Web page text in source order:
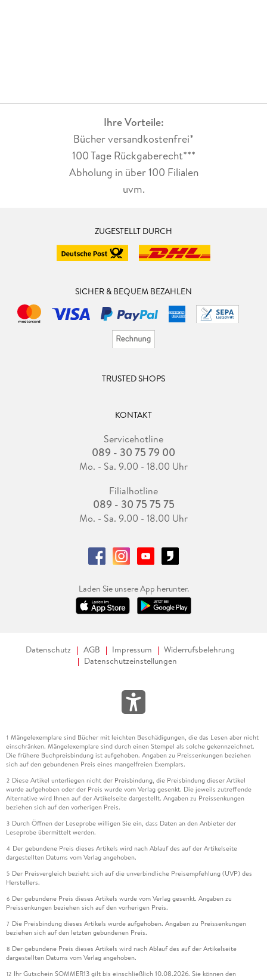
Ihre Vorteile:
Bücher versandkostenfrei*
100 Tage Rückgaberecht***
Abholung in über 100 Filialen
uvm.
ZUGESTELLT DURCH
SICHER & BEQUEM BEZAHLEN
TRUSTED SHOPS
KONTAKT
Servicehotline
089 - 30 75 79 00
Mo. - Sa. 9.00 - 18.00 Uhr
Filialhotline
089 - 30 75 75 75
Mo. - Sa. 9.00 - 18.00 Uhr
Laden Sie unsere App herunter.
Datenschutz AGB Impressum
Widerrufsbelehrung
Datenschutzeinstellungen
1 Mängelexemplare sind Bücher mit leichten Beschädigungen, die das Lesen aber nicht
einschränken. Mängelexemplare sind durch einen Stempel als solche gekennzeichnet.
Die frühere Buchpreisbindung ist aufgehoben. Angaben zu Preissenkungen beziehen
sich auf den gebundenen Preis eines mangelfreien Exemplars.
2 Diese Artikel unterliegen nicht der Preisbindung, die Preisbindung dieser Artikel
wurde aufgehoben oder der Preis wurde vom Verlag gesenkt. Die jeweils zutreffende
Alternative wird Ihnen auf der Artikelseite dargestellt. Angaben zu Preissenkungen
beziehen sich auf den vorherigen Preis.
3 Durch Öffnen der Leseprobe willigen Sie ein, dass Daten an den Anbieter der
Leseprobe übermittelt werden.
4 Der gebundene Preis dieses Artikels wird nach Ablauf des auf der Artikelseite
dargestellten Datums vom Verlag angehoben.
5 Der Preisvergleich bezieht sich auf die unverbindliche Preisempfehlung (UVP) des
Herstellers.
6 Der gebundene Preis dieses Artikels wurde vom Verlag gesenkt. Angaben zu
Preissenkungen beziehen sich auf den vorherigen Preis.
7 Die Preisbindung dieses Artikels wurde aufgehoben. Angaben zu Preissenkungen
beziehen sich auf den letzten gebundenen Preis.
8 Der gebundene Preis dieses Artikels wird nach Ablauf des auf der Artikelseite
dargestellten Datums vom Verlag angehoben.
12 Ihr Gutschein SOMMER13 gilt bis einschließlich 10.08.2026. Sie können den